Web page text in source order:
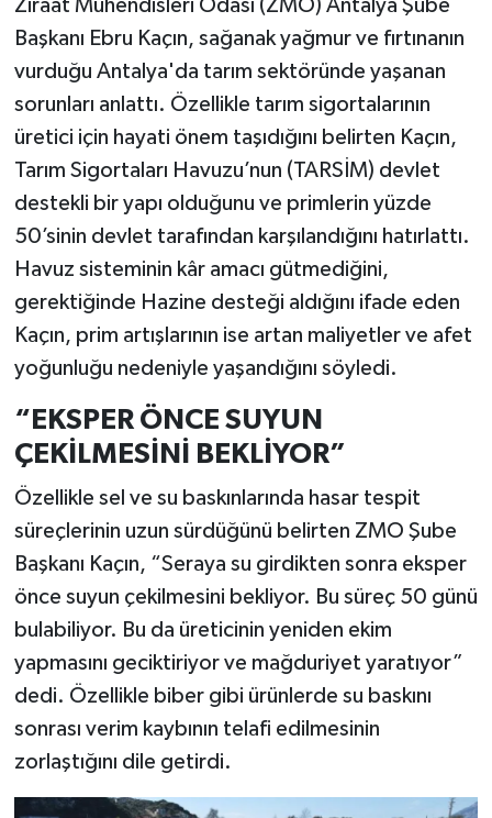
Ziraat Mühendisleri Odası (ZMO) Antalya Şube
Başkanı Ebru Kaçın, sağanak yağmur ve fırtınanın
vurduğu Antalya'da tarım sektöründe yaşanan
sorunları anlattı. Özellikle tarım sigortalarının
üretici için hayati önem taşıdığını belirten Kaçın,
Tarım Sigortaları Havuzu’nun (TARSİM) devlet
destekli bir yapı olduğunu ve primlerin yüzde
50’sinin devlet tarafından karşılandığını hatırlattı.
Havuz sisteminin kâr amacı gütmediğini,
gerektiğinde Hazine desteği aldığını ifade eden
Kaçın, prim artışlarının ise artan maliyetler ve afet
yoğunluğu nedeniyle yaşandığını söyledi.
“EKSPER ÖNCE SUYUN
ÇEKİLMESİNİ BEKLİYOR”
Özellikle sel ve su baskınlarında hasar tespit
süreçlerinin uzun sürdüğünü belirten ZMO Şube
Başkanı Kaçın, “Seraya su girdikten sonra eksper
önce suyun çekilmesini bekliyor. Bu süreç 50 günü
bulabiliyor. Bu da üreticinin yeniden ekim
yapmasını geciktiriyor ve mağduriyet yaratıyor”
dedi. Özellikle biber gibi ürünlerde su baskını
sonrası verim kaybının telafi edilmesinin
zorlaştığını dile getirdi.